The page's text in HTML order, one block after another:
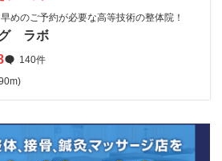
めのご予約が必要な高等技術の整体院！
グ ラボ
140件